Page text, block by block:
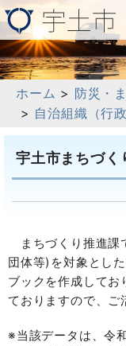
ホーム > 防災・
> 自治組織（行政
宇土市まちづく
まちづくり推進課
団体等)を対象とし
ブックを作成してお
ておりますので、ご
※当該データは、令